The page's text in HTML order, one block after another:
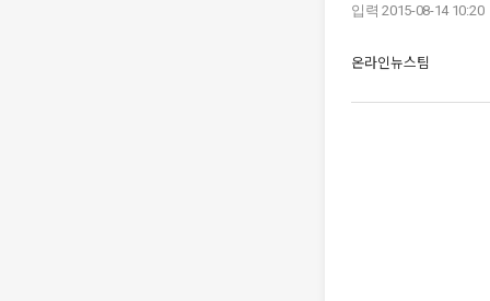
입력 2015-08-14 10:20
온라인뉴스팀